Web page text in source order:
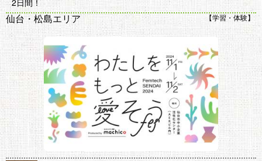
2日間！
仙台・松島エリア 学習・体験